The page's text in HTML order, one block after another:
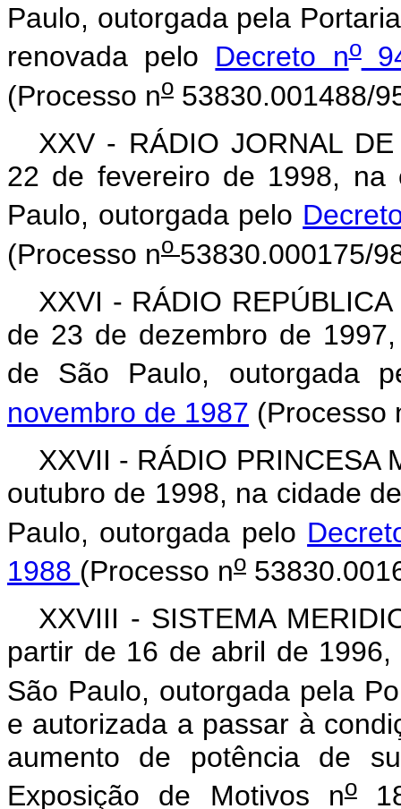
Paulo, outorgada pela
renovada pelo Decreto no
(Processo no 53830.001488/
XXV - RÁDIO JORNAL
22 de fevereiro de 1998, na
Paulo, outorgada pelo
(Processo no 53830.000175/
XXVI - RÁDIO
de 23 de dezembro de
de São Paulo, outorgada
novembro de 1987 (Processo
XXVII - RÁDIO PRINCESA
outubro de 1998, na cidade
Paulo, outorgada pelo
1988 (Processo no
XXVIII - SISTEMA
partir de 16 de abril de
São Paulo, outorgada pela
e autorizada a passar à
aumento de potência de
Exposição de Motivos no